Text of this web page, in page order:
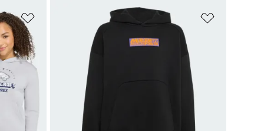
Dodaj do listy życzeń